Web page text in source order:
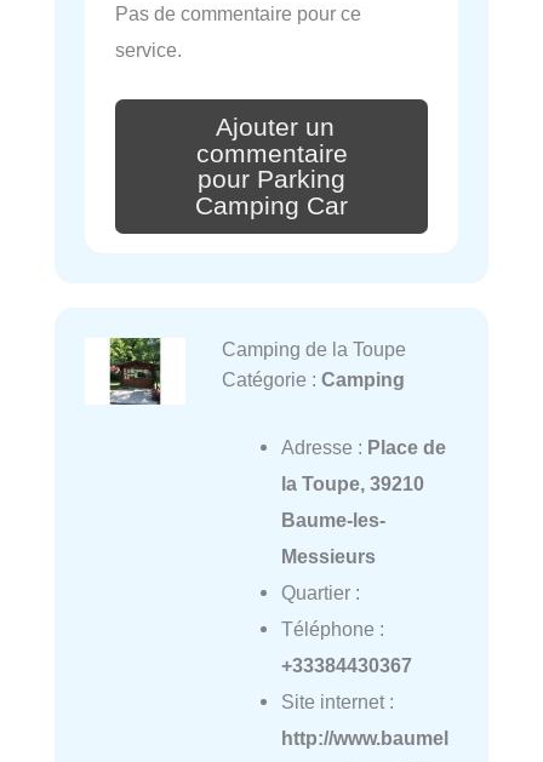
Pas de commentaire pour ce
service.
Ajouter un
commentaire
pour Parking
Camping Car
Camping de la Toupe
Catégorie : Camping
Adresse : Place de
la Toupe, 39210
Baume-les-
Messieurs
Quartier :
Téléphone :
+33384430367
Site internet :
http://www.baumel